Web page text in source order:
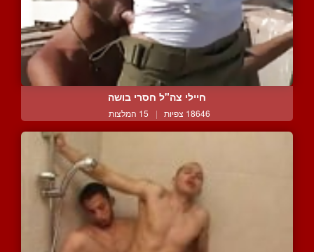
חיילי צה"ל חסרי בושה
18646 צפיות | 15 המלצות